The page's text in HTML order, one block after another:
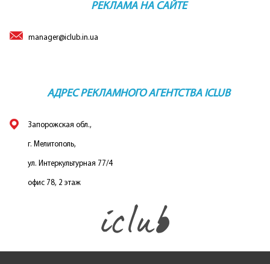
РЕКЛАМА НА САЙТЕ
manager@iclub.in.ua
АДРЕС РЕКЛАМНОГО АГЕНТСТВА ICLUB
Запорожская обл.,
г. Мелитополь,
ул. Интеркультурная 77/4
офис 78, 2 этаж